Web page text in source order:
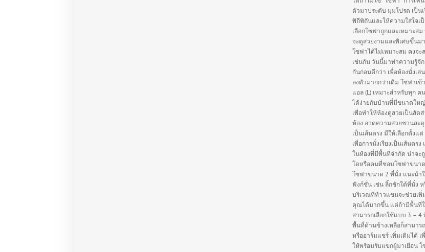
ตัวมาประดับ มุมโปรด เป็น
พิถีพิถันและให้ความใส่ใจเ
เลือกโซฟาถูกและเหมาะส
จะดูสวยงามและพิเศษขึ้นม
โซฟาได้ไม่เหมาะสม คงจะ
เช่นกัน วันนี้มาทำความรู้จั
กันก่อนดีกว่า เพื่อห้องนั่งเล่
ลงตัวมากกว่าเดิม โซฟาเ
แอล (L) เหมาะสำหรับทุก ค
ได้ง่ายกับบ้านที่มีขนาดให
เพื่อทำให้ห้องดูสวยเป็นสัด
ห้อง อวดความสวยชวนสะ
เป็นเส้นตรง มีให้เลือกตั้งแ
เพื่อการนั่งเรียงเป็นเส้นตร
ในห้องที่มีพื้นที่จำกัด น่าจะ
โดหรือคนที่ชอบโซฟาขนา
โซฟาขนาด 2 ที่นั่ง แนะนำใ
ฟังก์ชั่น เช่น ลิ้กชักใต้ที่นั่ง ห
บริเวณที่ท้าวแขนจะช่วยเพิ่
คุณได้มากขึ้น แต่ถ้ามีพื้นที่
สามารถเลือกใช้แบบ 3 – 4
พื้นที่ด้านข้างเหลือก็สามาร
หรืออาร์มแชร์ เพิ่มเติมได้ เ
ให้พร้อมรับแขกผู้มาเยือน